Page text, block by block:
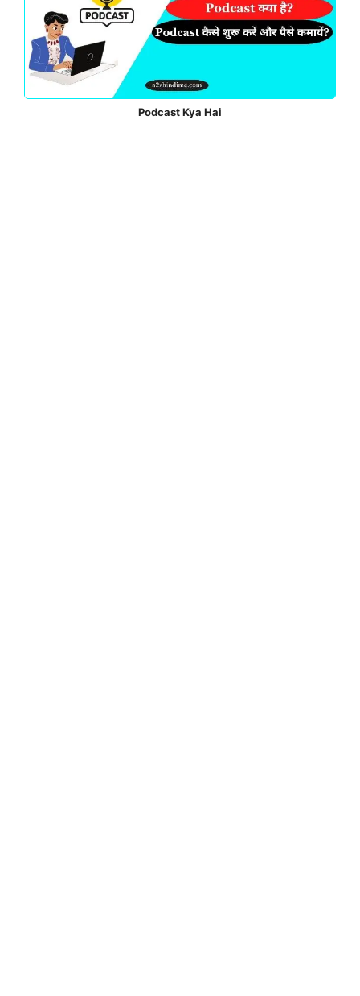
Podcast Kya Hai